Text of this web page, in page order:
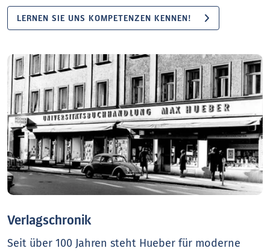
LERNEN SIE UNS KOMPETENZEN KENNEN!
Verlagschronik
Seit über 100 Jahren steht Hueber für moderne